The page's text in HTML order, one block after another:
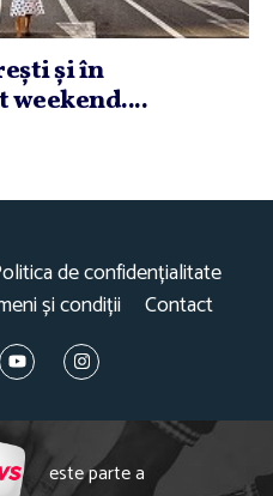
şi în
de confidențialitate
și condiții Contact
este parte a